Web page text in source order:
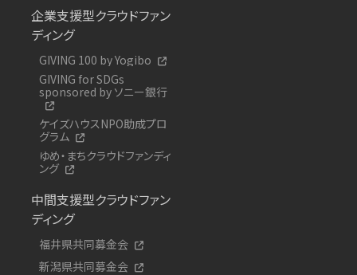
企業支援型クラウドファン
ディング
GIVING 100 by Yogibo
GIVING for SDGs
sponsored by ソニー銀行
ケイズハウスNPO助成プロ
グラム
ゆめ・まちクラウドファンディ
ング
中間支援型クラウドファン
ディング
福井県共同募金会
新潟県共同募金会